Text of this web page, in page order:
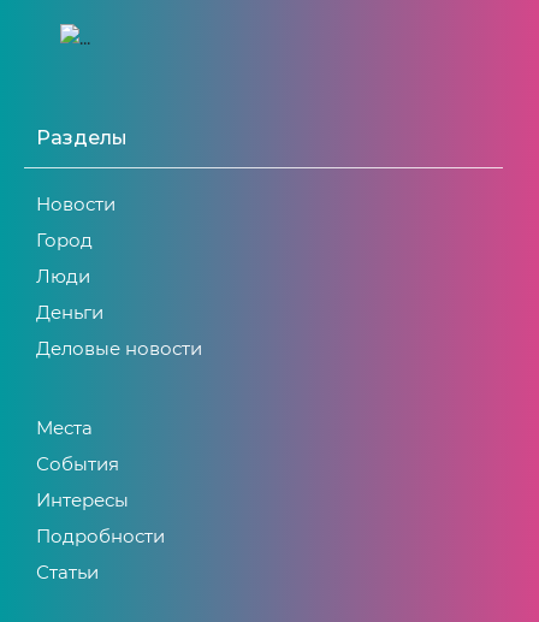
Разделы
Новости
Город
Люди
Деньги
Деловые новости
Места
События
Интересы
Подробности
Статьи